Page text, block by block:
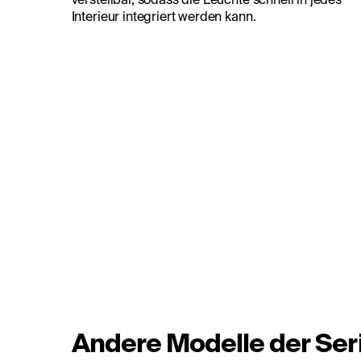
Interieur integriert werden kann.
Andere Modelle der